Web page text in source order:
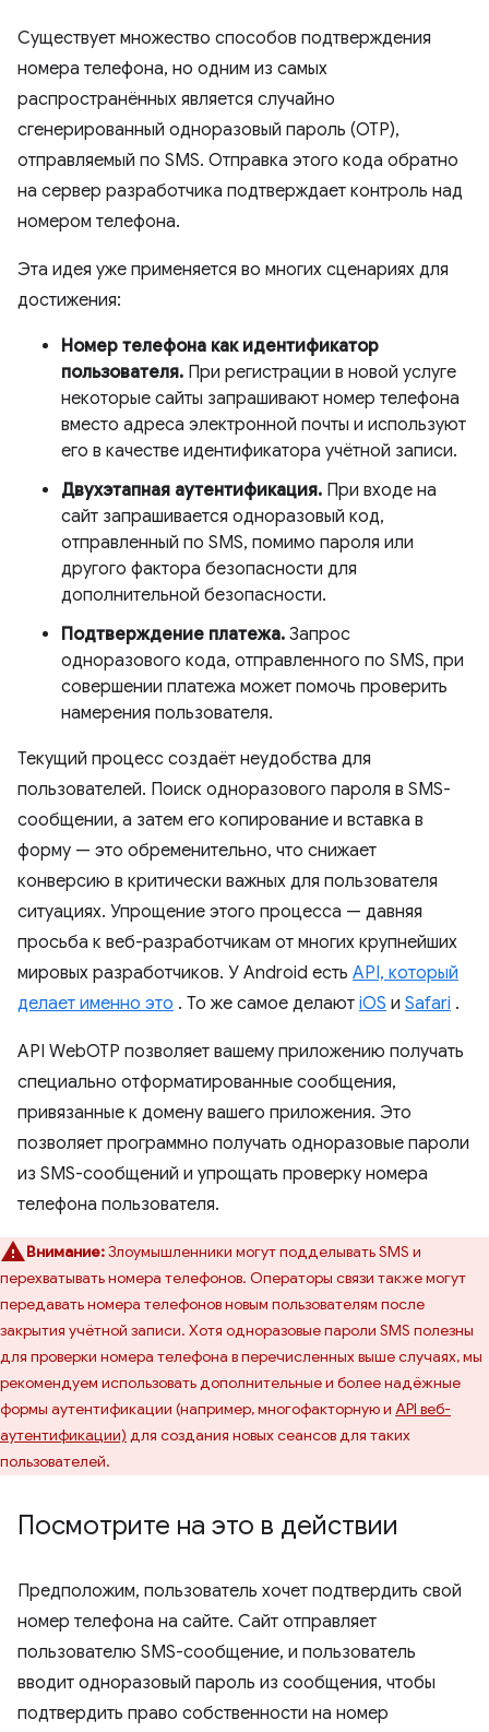
Существует множество способов подтверждения
номера телефона, но одним из самых
распространённых является случайно
сгенерированный одноразовый пароль (OTP),
отправляемый по SMS. Отправка этого кода обратно
на сервер разработчика подтверждает контроль над
номером телефона.
Эта идея уже применяется во многих сценариях для
достижения:
Номер телефона как идентификатор
пользователя. При регистрации в новой услуге
некоторые сайты запрашивают номер телефона
вместо адреса электронной почты и используют
его в качестве идентификатора учётной записи.
Двухэтапная аутентификация. При входе на
сайт запрашивается одноразовый код,
отправленный по SMS, помимо пароля или
другого фактора безопасности для
дополнительной безопасности.
Подтверждение платежа. Запрос
одноразового кода, отправленного по SMS, при
совершении платежа может помочь проверить
намерения пользователя.
Текущий процесс создаёт неудобства для
пользователей. Поиск одноразового пароля в SMS-
сообщении, а затем его копирование и вставка в
форму — это обременительно, что снижает
конверсию в критически важных для пользователя
ситуациях. Упрощение этого процесса — давняя
просьба к веб-разработчикам от многих крупнейших
мировых разработчиков. У Android есть API, который
делает именно это . То же самое делают iOS и Safari .
API WebOTP позволяет вашему приложению получать
специально отформатированные сообщения,
привязанные к домену вашего приложения. Это
позволяет программно получать одноразовые пароли
из SMS-сообщений и упрощать проверку номера
телефона пользователя.
Внимание:Злоумышленники могут подделывать SMS и
перехватывать номера телефонов. Операторы связи также могут
передавать номера телефонов новым пользователям после
закрытия учётной записи. Хотя одноразовые пароли SMS полезны
для проверки номера телефона в перечисленных выше случаях, мы
рекомендуем использовать дополнительные и более надёжные
формы аутентификации (например, многофакторную и API веб-
аутентификации) для создания новых сеансов для таких
пользователей.
Посмотрите на это в действии
Предположим, пользователь хочет подтвердить свой
номер телефона на сайте. Сайт отправляет
пользователю SMS-сообщение, и пользователь
вводит одноразовый пароль из сообщения, чтобы
подтвердить право собственности на номер